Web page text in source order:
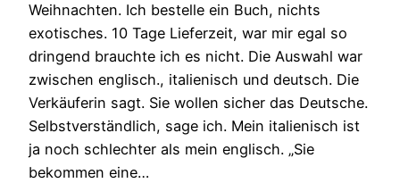
Weihnachten. Ich bestelle ein Buch, nichts
exotisches. 10 Tage Lieferzeit, war mir egal so
dringend brauchte ich es nicht. Die Auswahl war
zwischen englisch., italienisch und deutsch. Die
Verkäuferin sagt. Sie wollen sicher das Deutsche.
Selbstverständlich, sage ich. Mein italienisch ist
ja noch schlechter als mein englisch. „Sie
bekommen eine…